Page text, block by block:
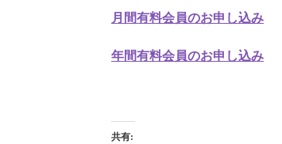
月間有料会員のお申し込み
年間有料会員のお申し込み
共有: